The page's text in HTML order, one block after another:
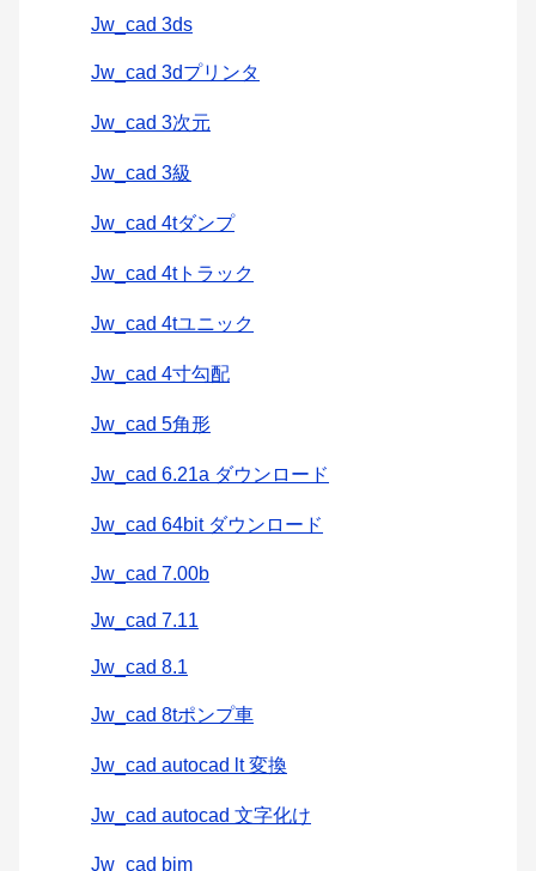
Jw_cad 3ds
Jw_cad 3dプリンタ
Jw_cad 3次元
Jw_cad 3級
Jw_cad 4tダンプ
Jw_cad 4tトラック
Jw_cad 4tユニック
Jw_cad 4寸勾配
Jw_cad 5角形
Jw_cad 6.21a ダウンロード
Jw_cad 64bit ダウンロード
Jw_cad 7.00b
Jw_cad 7.11
Jw_cad 8.1
Jw_cad 8tポンプ車
Jw_cad autocad lt 変換
Jw_cad autocad 文字化け
Jw_cad bim